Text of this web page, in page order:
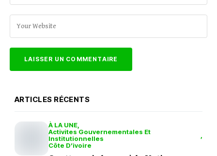
ARTICLES RÉCENTS
À LA UNE
Activites Gouvernementales Et
Institutionnelles
Côte D’ivoire